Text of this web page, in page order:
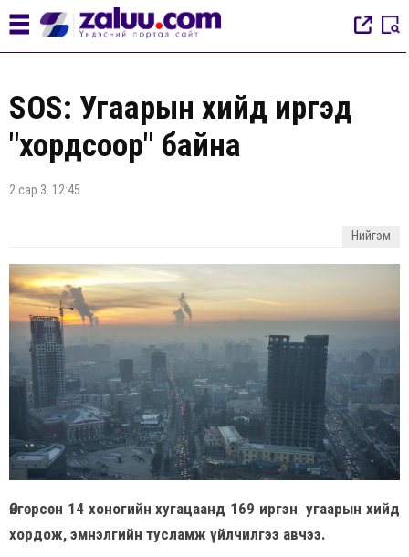
SOS: Угаарын хийд иргэд
"хордсоор" байна
2 сар 3. 12:45
Нийгэм
Өнгөрсөн 14 хоногийн хугацаанд 169 иргэн угаарын хийд
хордож, эмнэлгийн тусламж үйлчилгээ авчээ.